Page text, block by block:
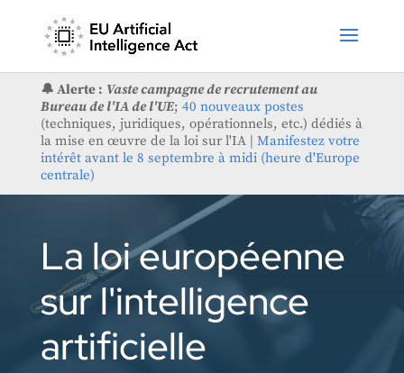
🔔 Alerte : Vaste campagne de recrutement au
Bureau de l'IA de l'UE; 40 nouveaux postes
(techniques, juridiques, opérationnels, etc.) dédiés à
la mise en œuvre de la loi sur l'IA | Manifestez votre
intérêt avant le 8 septembre à midi (heure d'Europe
centrale)
La loi européenne
sur l'intelligence
artificielle